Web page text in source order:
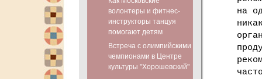
волонтеры и фитнес-
инструкторы танцуя
помогают детям
Встреча с олимпийскими
чемпионами в Центре
культуры "Хорошевский"
на